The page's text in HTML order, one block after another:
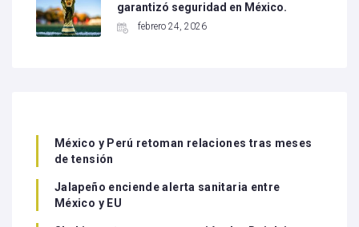
garantizó seguridad en México.
febrero 24, 2026
México y Perú retoman relaciones tras meses
de tensión
Jalapeño enciende alerta sanitaria entre
México y EU